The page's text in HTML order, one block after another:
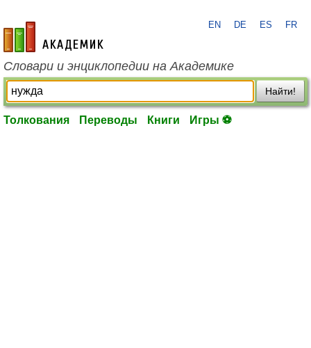
academic.ru
EN DE ES FR
Словари и энциклопедии на Академике
Найти!
Толкования Переводы Книги Игры ⚽